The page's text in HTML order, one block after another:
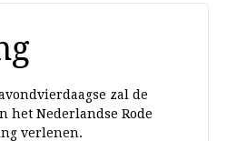
zal de
het Nederlandse Rode
verlenen.